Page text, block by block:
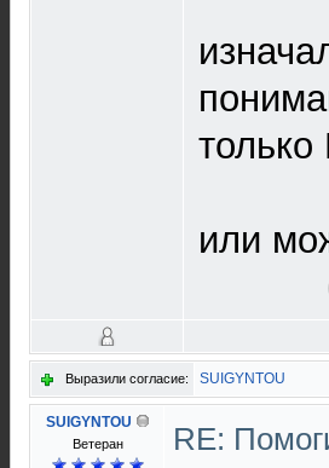
или
Выразили согласие: SUIGYNTOU
SUIGYNTOU
Ветеран
RE: